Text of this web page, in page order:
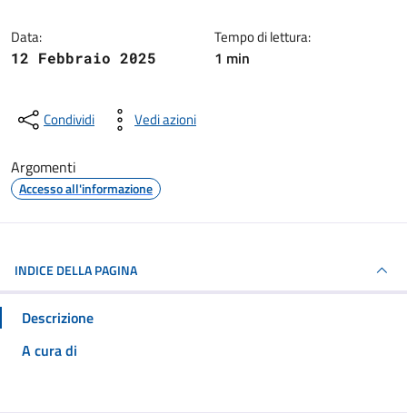
Data:
12 Febbraio 2025
Tempo di lettura:
1 min
Condividi Vedi azioni
Argomenti
Accesso all'informazione
INDICE DELLA PAGINA
Descrizione
A cura di